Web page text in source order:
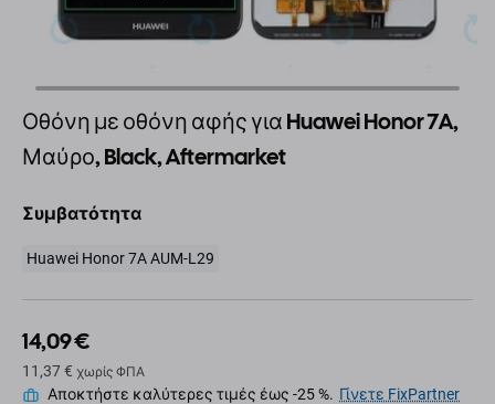
Οθόνη με οθόνη αφής για Huawei Honor 7A,
Μαύρο, Black, Aftermarket
Συμβατότητα
Huawei Honor 7A AUM-L29
14,09 €
11,37 € χωρίς ΦΠΑ
Αποκτήστε καλύτερες τιμές έως -25 %. Γίνετε FixPartner